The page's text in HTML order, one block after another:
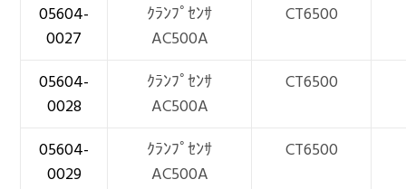
05604-
0027
ｸﾗﾝﾌﾟｾﾝｻ
AC500A
CT6500
05604-
0028
ｸﾗﾝﾌﾟｾﾝｻ
AC500A
CT6500
05604-
0029
ｸﾗﾝﾌﾟｾﾝｻ
AC500A
CT6500